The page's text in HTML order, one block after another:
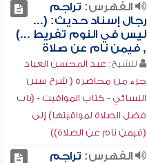
الفهرس: تراجم
رجال إسناد حديث: (...
ليس في النوم تفريط ...)
, فيمن نام عن صلاة
للشيخ: عبد المحسن العباد
جزء من محاضرة ( شرح سنن
النسائي - كتاب المواقيت - (باب
فضل الصلاة لمواقيتها) إلى
(فيمن نام عن الصلاة))
الفهرس: تراجم